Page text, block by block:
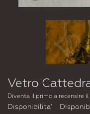
Vetro
Diventa il primo a recensire
Disponibilita'